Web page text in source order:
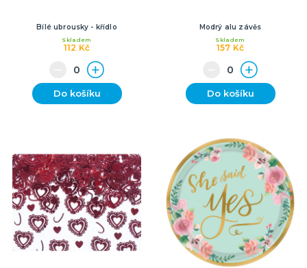
Bílé ubrousky - křídlo
112 Kč
Skladem
Do košíku
Modrý alu závěs
157 Kč
Skladem
Do košíku